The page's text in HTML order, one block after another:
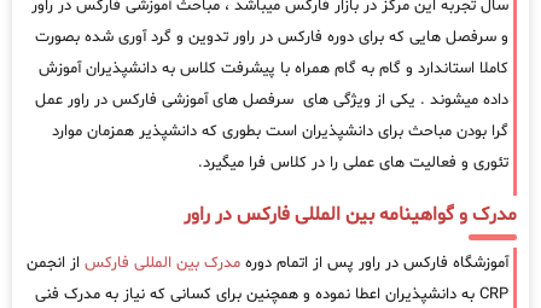
سال تجربه این مرکز در بازار فارکس میباشد ، مباحث آموزشی فارکس در راور
و سرفصل هایی که برای دوره فارکس در راور تدوین و گرد آوری شده بصورت
کاملا استاندارد و گام به گام همراه با پیشرفت کلاس به دانشپذیران آموزش
داده میشوند . یکی از ویژگی های سرفصل های آموزشی فارکس در راور عمل
گرا بودن مباحث برای دانشپذیران است بطوری که دانشپذیر همزمان موارد
تئوری و فعالیت های عملی را در کلاس فرا میگیرد.
مدرک و گواهینامه بین المللی فارکس در راور
آموزشگاه فارکس در راور پس از اتمام دوره مدرک بین المللی فارکس از انجمن
CRP به دانشپذیران اعطا نموده و همچنین برای کسانی که نیاز به مدرک فنی